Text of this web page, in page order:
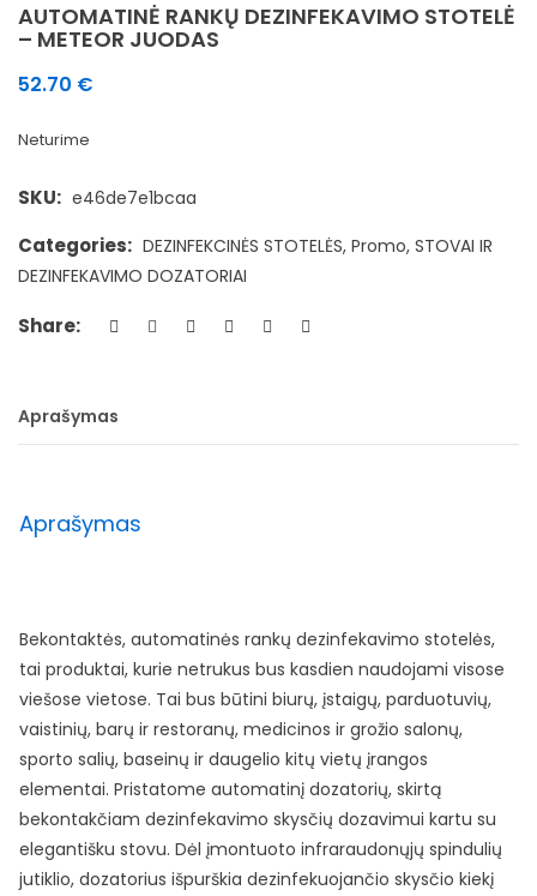
AUTOMATINĖ RANKŲ DEZINFEKAVIMO STOTELĖ
– METEOR JUODAS
52.70 €
Neturime
SKU: e46de7e1bcaa
Categories: DEZINFEKCINĖS STOTELĖS, Promo, STOVAI IR
DEZINFEKAVIMO DOZATORIAI
Share:
Aprašymas
Aprašymas
Bekontaktės, automatinės rankų dezinfekavimo stotelės,
tai produktai, kurie netrukus bus kasdien naudojami visose
viešose vietose. Tai bus būtini biurų, įstaigų, parduotuvių,
vaistinių, barų ir restoranų, medicinos ir grožio salonų,
sporto salių, baseinų ir daugelio kitų vietų įrangos
elementai. Pristatome automatinį dozatorių, skirtą
bekontakčiam dezinfekavimo skysčių dozavimui kartu su
elegantišku stovu. Dėl įmontuoto infraraudonųjų spindulių
jutiklio, dozatorius išpurškia dezinfekuojančio skysčio kiekį